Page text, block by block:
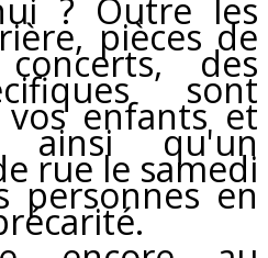
? Outre les
pièces de
des
sont
enfants et
ainsi qu'un
rue le samedi
personnes en